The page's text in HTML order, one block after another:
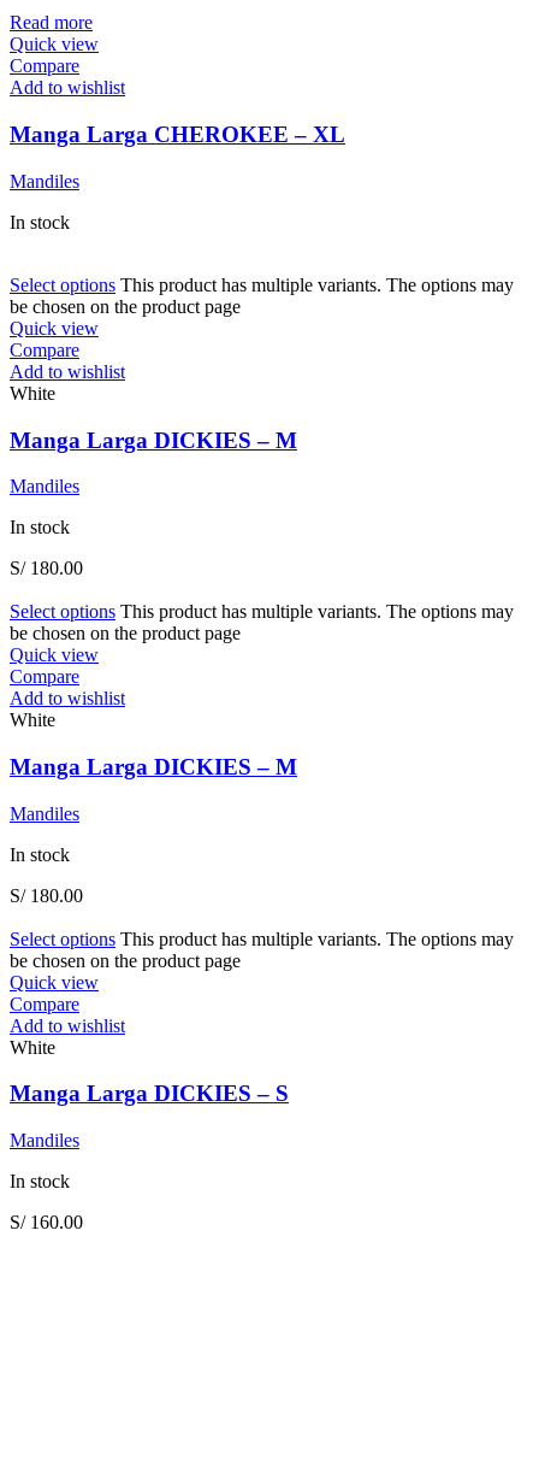
Read more
Quick view
Compare
Add to wishlist
Manga Larga CHEROKEE – XL
Mandiles
In stock
Select options This product has multiple variants. The options may
be chosen on the product page
Quick view
Compare
Add to wishlist
White
Manga Larga DICKIES – M
Mandiles
In stock
S/180.00
Select options This product has multiple variants. The options may
be chosen on the product page
Quick view
Compare
Add to wishlist
White
Manga Larga DICKIES – M
Mandiles
In stock
S/180.00
Select options This product has multiple variants. The options may
be chosen on the product page
Quick view
Compare
Add to wishlist
White
Manga Larga DICKIES – S
Mandiles
In stock
S/160.00